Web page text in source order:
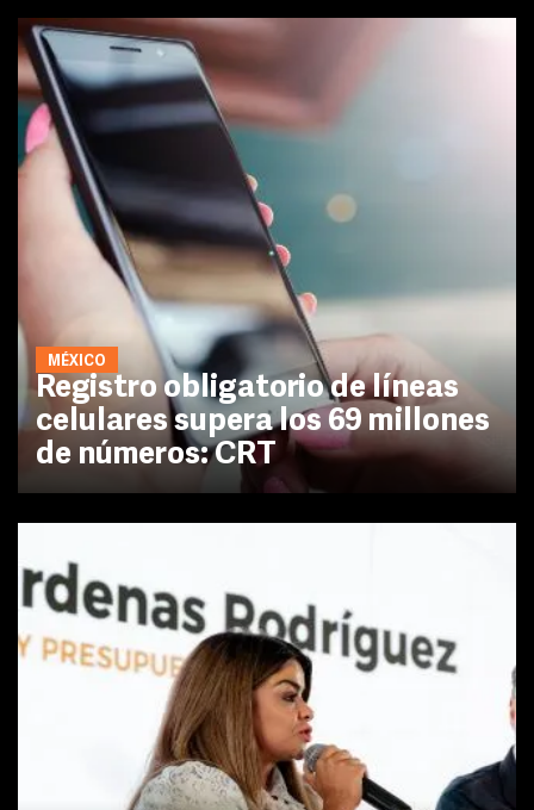
MÉXICO
Registro obligatorio de líneas
celulares supera los 69 millones
de números: CRT